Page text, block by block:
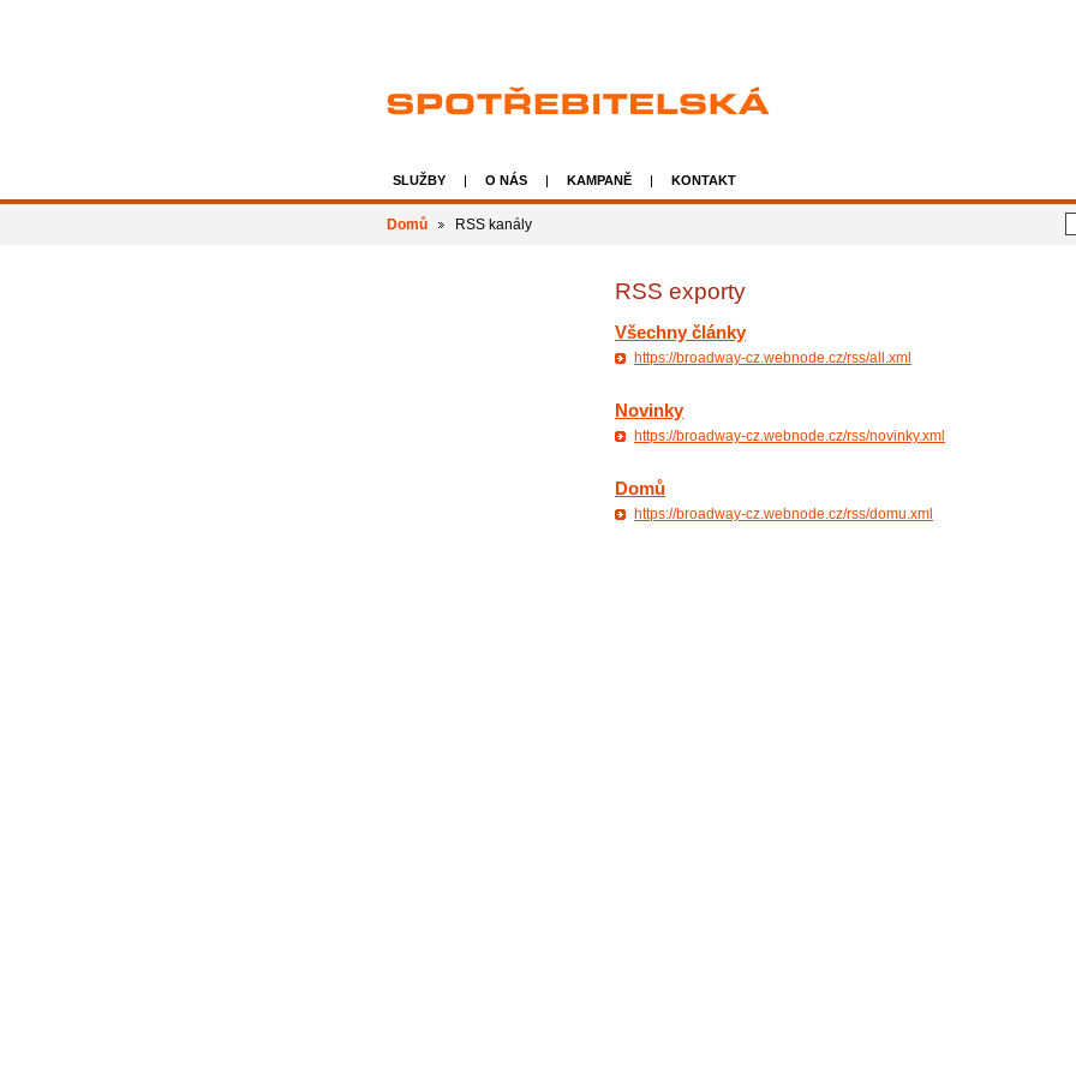
SLUŽBY O NÁS KAMPANĚ KONTAKT
Domů RSS kanály
RSS exporty
Všechny články
https://broadway-cz.webnode.cz/rss/all.xml
Novinky
https://broadway-cz.webnode.cz/rss/novinky.xml
Domů
https://broadway-cz.webnode.cz/rss/domu.xml